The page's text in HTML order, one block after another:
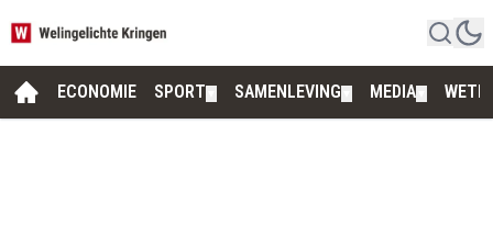
ECONOMIE SPORT SAMENLEVING MEDIA